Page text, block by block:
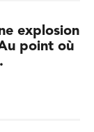
explosion
point où